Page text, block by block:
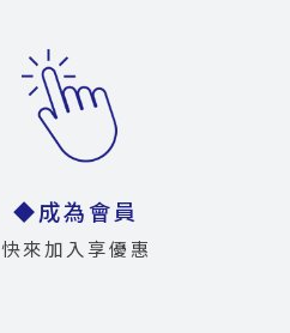
◆成為會員
快來加入享優惠